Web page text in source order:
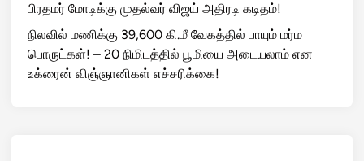
பிரதமர் மோடிக்கு முதல்வர் விஜய் அதிரடி கடிதம்!
நிலவில் மணிக்கு 39,600 கி.மீ வேகத்தில் பாயும் மர்ம
பொருட்கள்! – 20 நிமிடத்தில் பூமியை அடையலாம் என
உக்ரைன் விஞ்ஞானிகள் எச்சரிக்கை!